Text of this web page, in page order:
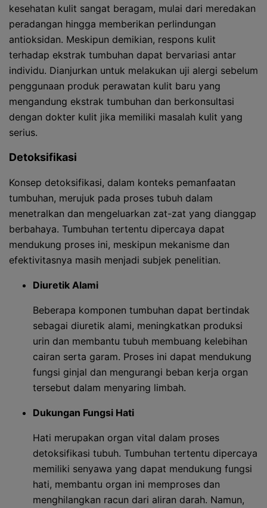
kesehatan kulit sangat beragam, mulai dari meredakan
peradangan hingga memberikan perlindungan
antioksidan. Meskipun demikian, respons kulit
terhadap ekstrak tumbuhan dapat bervariasi antar
individu. Dianjurkan untuk melakukan uji alergi sebelum
penggunaan produk perawatan kulit baru yang
mengandung ekstrak tumbuhan dan berkonsultasi
dengan dokter kulit jika memiliki masalah kulit yang
serius.
Detoksifikasi
Konsep detoksifikasi, dalam konteks pemanfaatan
tumbuhan, merujuk pada proses tubuh dalam
menetralkan dan mengeluarkan zat-zat yang dianggap
berbahaya. Tumbuhan tertentu dipercaya dapat
mendukung proses ini, meskipun mekanisme dan
efektivitasnya masih menjadi subjek penelitian.
Diuretik Alami
Beberapa komponen tumbuhan dapat bertindak
sebagai diuretik alami, meningkatkan produksi
urin dan membantu tubuh membuang kelebihan
cairan serta garam. Proses ini dapat mendukung
fungsi ginjal dan mengurangi beban kerja organ
tersebut dalam menyaring limbah.
Dukungan Fungsi Hati
Hati merupakan organ vital dalam proses
detoksifikasi tubuh. Tumbuhan tertentu dipercaya
memiliki senyawa yang dapat mendukung fungsi
hati, membantu organ ini memproses dan
menghilangkan racun dari aliran darah. Namun,